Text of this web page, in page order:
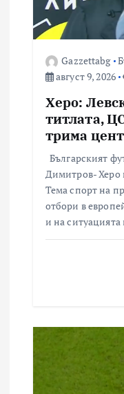
Gazzettabg
август 9, 2026
Херо:
титлата,
трима
Българският
Димитров- Херо
Тема спорт на
отбори в
и на